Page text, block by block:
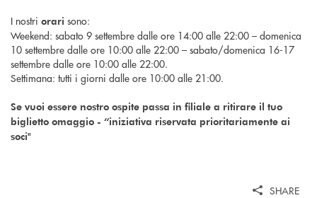
I nostri orari sono:
Weekend: sabato 9 settembre dalle ore 14:00 alle 22:00 – domenica
10 settembre dalle ore 10:00 alle 22:00 – sabato/domenica 16-17
settembre dalle ore 10:00 alle 22:00.
Settimana: tutti i giorni dalle ore 10:00 alle 21:00.
Se vuoi essere nostro ospite passa in filiale a ritirare il tuo
biglietto omaggio - “iniziativa riservata prioritariamente ai
soci"
SHARE